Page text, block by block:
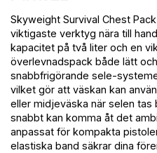
Skyweight Survival Chest
viktigaste verktyg nära till
kapacitet på två liter och en
överlevnadspack både lätt
snabbfrigörande sele-
vilket gör att väskan kan
eller midjeväska när selen tas
snabbt kan komma åt det
anpassat för kompakta
elastiska band säkrar dina